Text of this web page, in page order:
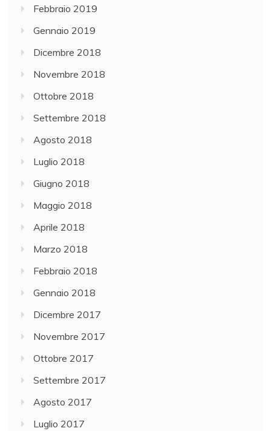
Febbraio 2019
Gennaio 2019
Dicembre 2018
Novembre 2018
Ottobre 2018
Settembre 2018
Agosto 2018
Luglio 2018
Giugno 2018
Maggio 2018
Aprile 2018
Marzo 2018
Febbraio 2018
Gennaio 2018
Dicembre 2017
Novembre 2017
Ottobre 2017
Settembre 2017
Agosto 2017
Luglio 2017